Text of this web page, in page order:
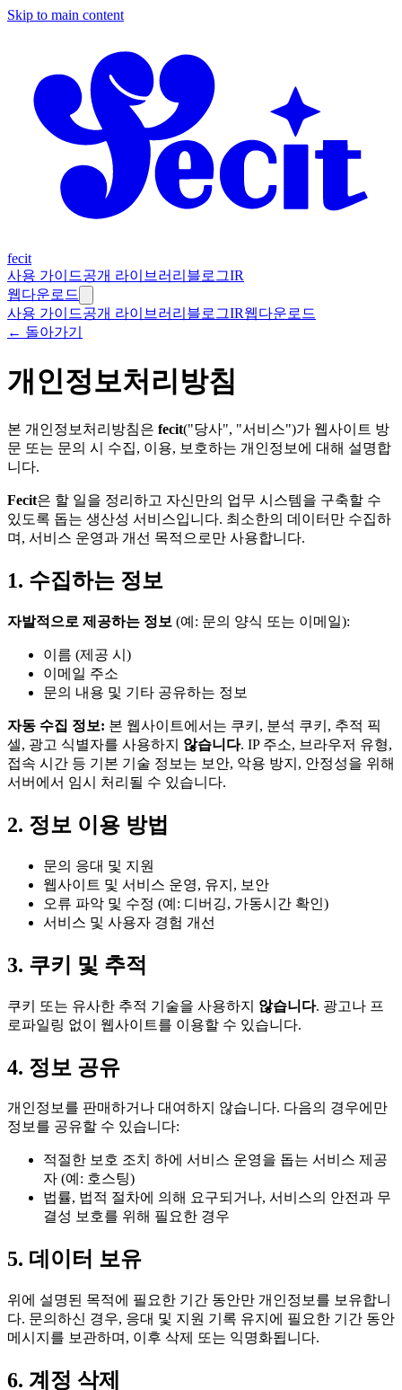
Skip to main content
fecit
사용 가이드공개 라이브러리 블로그IR
웹다운로드
사용 가이드공개 라이브러리 블로그IR웹다운로드
← 돌아가기
개인정보처리방침
본 개인정보처리방침은 fecit("당사", "서비스")가 웹사이트 방
문 또는 문의 시 수집, 이용, 보호하는 개인정보에 대해 설명합
니다.
Fecit은 할 일을 정리하고 자신만의 업무 시스템을 구축할 수
있도록 돕는 생산성 서비스입니다. 최소한의 데이터만 수집하
며, 서비스 운영과 개선 목적으로만 사용합니다.
1. 수집하는 정보
자발적으로 제공하는 정보 (예: 문의 양식 또는 이메일):
이름 (제공 시)
이메일 주소
문의 내용 및 기타 공유하는 정보
자동 수집 정보: 본 웹사이트에서는 쿠키, 분석 쿠키, 추적 픽
셀, 광고 식별자를 사용하지 않습니다. IP 주소, 브라우저 유형,
접속 시간 등 기본 기술 정보는 보안, 악용 방지, 안정성을 위해
서버에서 임시 처리될 수 있습니다.
2. 정보 이용 방법
문의 응대 및 지원
웹사이트 및 서비스 운영, 유지, 보안
오류 파악 및 수정 (예: 디버깅, 가동시간 확인)
서비스 및 사용자 경험 개선
3. 쿠키 및 추적
쿠키 또는 유사한 추적 기술을 사용하지 않습니다. 광고나 프
로파일링 없이 웹사이트를 이용할 수 있습니다.
4. 정보 공유
개인정보를 판매하거나 대여하지 않습니다. 다음의 경우에만
정보를 공유할 수 있습니다:
적절한 보호 조치 하에 서비스 운영을 돕는 서비스 제공
자 (예: 호스팅)
법률, 법적 절차에 의해 요구되거나, 서비스의 안전과 무
결성 보호를 위해 필요한 경우
5. 데이터 보유
위에 설명된 목적에 필요한 기간 동안만 개인정보를 보유합니
다. 문의하신 경우, 응대 및 지원 기록 유지에 필요한 기간 동안
메시지를 보관하며, 이후 삭제 또는 익명화됩니다.
6. 계정 삭제